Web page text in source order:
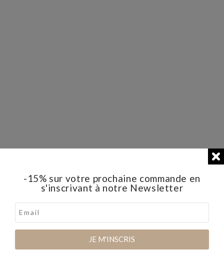
-15% sur votre prochaine commande en
s'inscrivant à notre Newsletter
JE M'INSCRIS